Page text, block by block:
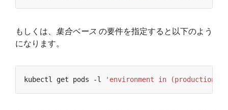
もしくは、 集合ベース の要件を指定すると以下のよう
になります。
kubectl get pods -l 'environment in